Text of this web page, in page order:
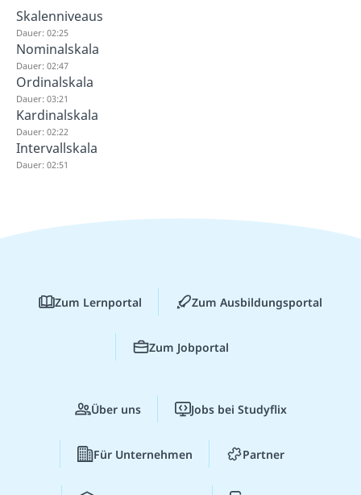
Skalenniveaus
Dauer: 02:25
Nominalskala
Dauer: 02:47
Ordinalskala
Dauer: 03:21
Kardinalskala
Dauer: 02:22
Intervallskala
Dauer: 02:51
Zum Lernportal Zum Ausbildungsportal
Zum Jobportal
Über uns Jobs bei Studyflix
Für Unternehmen Partner